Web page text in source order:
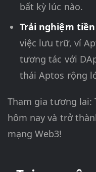
bất kỳ lúc nào.
Trải nghiệm
việc lưu trữ, ví
tương tác với
thái Aptos rộng
Tham gia tương lai:
hôm nay và trở
mạng Web3!